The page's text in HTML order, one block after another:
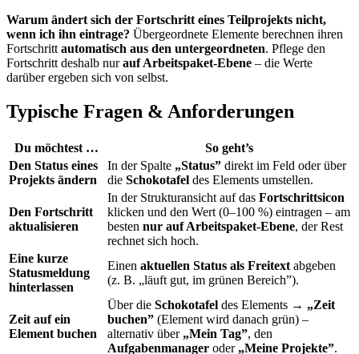
Warum ändert sich der Fortschritt eines Teilprojekts nicht,
wenn ich ihn eintrage? Übergeordnete Elemente berechnen ihren
Fortschritt automatisch aus den untergeordneten. Pflege den
Fortschritt deshalb nurauf Arbeitspaket-Ebene – die Werte
darüber ergeben sich von selbst.
Typische Fragen & Anforderungen
Du möchtest …
So geht’s
Den Status eines
Projekts ändern
In der Spalte „Status” direkt im Feld oder über
die Schokotafel des Elements umstellen.
Den Fortschritt
aktualisieren
In der Strukturansicht auf das Fortschrittsicon
klicken und den Wert (0–100 %) eintragen – am
besten nur auf Arbeitspaket-Ebene, der Rest
rechnet sich hoch.
Eine kurze
Statusmeldung
hinterlassen
Einen aktuellen Status als Freitext abgeben
(z. B. „läuft gut, im grünen Bereich”).
Zeit auf ein
Element buchen
Über die Schokotafel des Elements → „Zeit
buchen” (Element wird danach grün) –
alternativ über „Mein Tag”, den
Aufgabenmanager oder „Meine Projekte”.